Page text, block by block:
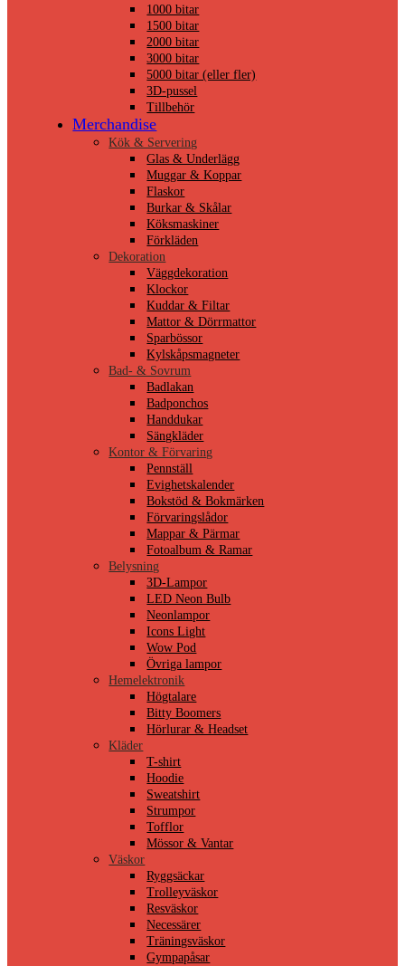
1000 bitar
1500 bitar
2000 bitar
3000 bitar
5000 bitar (eller fler)
3D-pussel
Tillbehör
Merchandise
Kök & Servering
Glas & Underlägg
Muggar & Koppar
Flaskor
Burkar & Skålar
Köksmaskiner
Förkläden
Dekoration
Väggdekoration
Klockor
Kuddar & Filtar
Mattor & Dörrmattor
Sparbössor
Kylskåpsmagneter
Bad- & Sovrum
Badlakan
Badponchos
Handdukar
Sängkläder
Kontor & Förvaring
Pennställ
Evighetskalender
Bokstöd & Bokmärken
Förvaringslådor
Mappar & Pärmar
Fotoalbum & Ramar
Belysning
3D-Lampor
LED Neon Bulb
Neonlampor
Icons Light
Wow Pod
Övriga lampor
Hemelektronik
Högtalare
Bitty Boomers
Hörlurar & Headset
Kläder
T-shirt
Hoodie
Sweatshirt
Strumpor
Tofflor
Mössor & Vantar
Väskor
Ryggsäckar
Trolleyväskor
Resväskor
Necessärer
Träningsväskor
Gympapåsar